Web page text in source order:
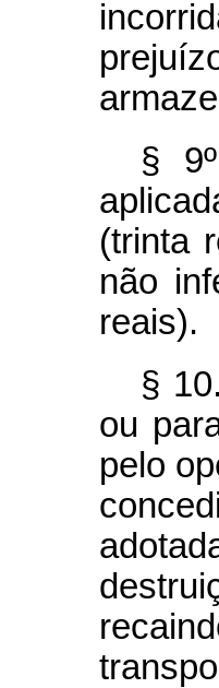
§
(trinta
não
reais).
§
ou
pelo